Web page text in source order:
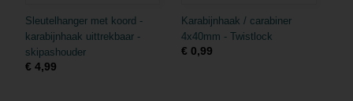
Sleutelhanger met koord -
karabijnhaak uittrekbaar -
skipashouder
€ 4,99
Karabijnhaak / carabiner
4x40mm - Twistlock
€ 0,99